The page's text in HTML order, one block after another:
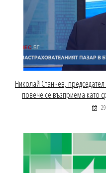
Николай Станчев,
повече се възприема като